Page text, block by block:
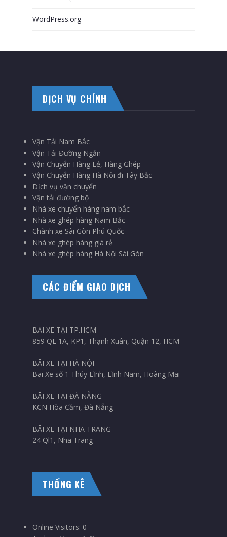
WordPress.org
DỊCH VỤ CHÍNH
Vận Tải Nam Bắc
Vận Tải Đường Ngắn
Vận Chuyển Hàng Lẻ, Hàng Ghép
Vận Chuyển Hàng Hà Nôi đi Tây Bắc
Dịch vụ vận chuyển
Vận tải đường bộ
Nhà xe chuyển hàng nam bắc
Nhà xe ghép hàng Nam Bắc
Chành xe Sài Gòn Phú Quốc
Nhà xe ghép hàng giá rẻ
Nhà xe ghép hàng Hà Nội Sài Gòn
CÁC ĐIỂM GIAO DỊCH
BÃI XE TẠI TP.HCM
859 QL 1A, KP1, Thạnh Xuân, Quận 12, HCM
BÃI XE TẠI HÀ NỘI
Bãi Xe số 1 Thúy Lĩnh, Lĩnh Nam, Hoàng Mai
BÃI XE TẠI ĐÀ NẴNG
KCN Hòa Cầm, Đà Nẵng
BÃI XE TẠI NHA TRANG
24 Ql1, Nha Trang
THỐNG KÊ
Online Visitors: 0